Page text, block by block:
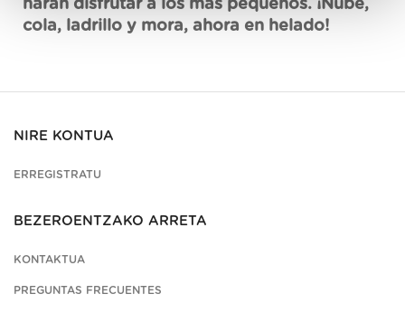
harán disfrutar a los más pequeños. ¡Nube,
cola, ladrillo y mora, ahora en helado!
NIRE KONTUA
ERREGISTRATU
BEZEROENTZAKO ARRETA
KONTAKTUA
PREGUNTAS FRECUENTES